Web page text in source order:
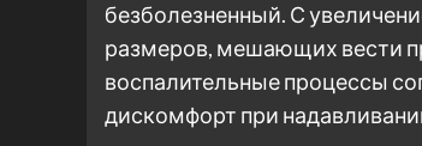
безболезненный. С
размеров, мешающих вести
воспалительные процессы
дискомфорт при